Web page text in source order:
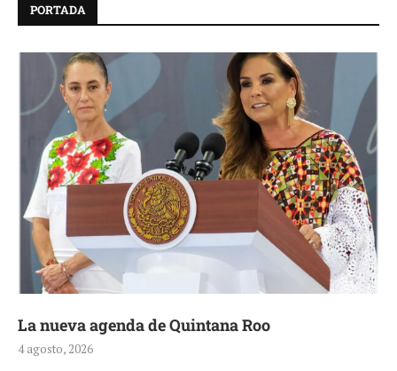
PORTADA
La nueva agenda de Quintana Roo
4 agosto, 2026